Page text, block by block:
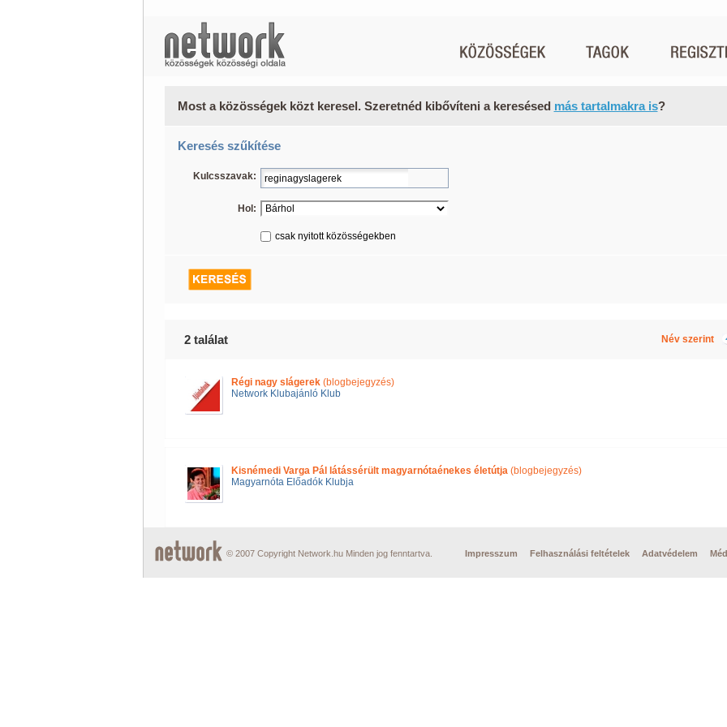
Most a közösségek közt keresel. Szeretnéd kibővíteni a keresésed más tartalmakra is?
Keresés szűkítése
Kulcsszavak:
Hol:
csak nyitott közösségekben
2 találat Név szerint
Régi nagy slágerek(blogbejegyzés)
Network Klubajánló Klub
Kisnémedi Varga Pál látássérült magyarnótaénekes életútja(blogbejegyzés)
Magyarnóta Előadók Klubja
© 2007 Copyright Network.hu Minden jog fenntartva. Impresszum Felhasználási feltételek Adatvédelem